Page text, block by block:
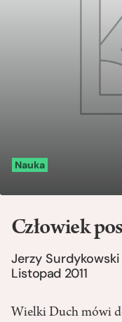
Nauka
Człowiek
Jerzy Surdykowski
Listopad 2011
Wielki Duch mówi